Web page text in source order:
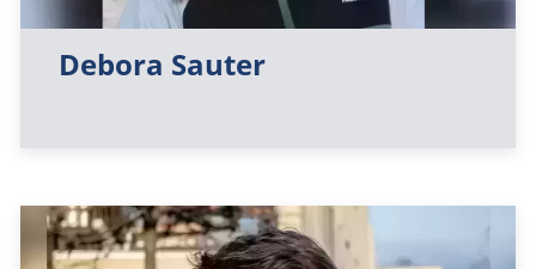
Debora Sauter